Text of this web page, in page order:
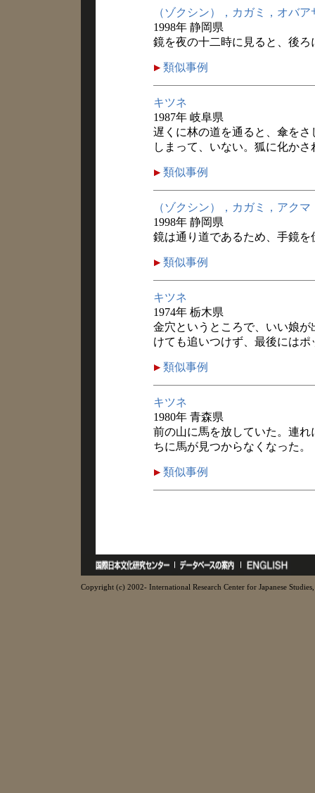
（ゾクシン），カガミ，オバア
1998年 静岡県
鏡を夜の十二時に見ると、後
類似事例
キツネ
1987年 岐阜県
遅くに林の道を通ると、傘を
しまって、いない。狐に化かさ
類似事例
（ゾクシン），カガミ，アクマ
1998年 静岡県
鏡は通り道であるため、手鏡
類似事例
キツネ
1974年 栃木県
金穴というところで、いい娘
けても追いつけず、最後には
類似事例
キツネ
1980年 青森県
前の山に馬を放していた。連
ちに馬が見つからなくなった。
類似事例
Copyright (c) 2002- International Research Center for Japanese